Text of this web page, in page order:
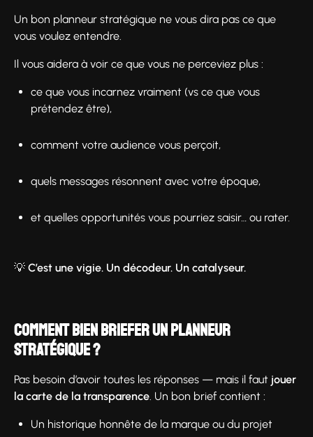
Un bon planneur stratégique ne vous dira pas ce que
vous voulez entendre.
Il vous aidera à voir ce que vous ne perceviez plus :
ce que vous incarnez vraiment (vs ce que vous
prétendez être),
comment votre audience vous perçoit,
quels messages résonnent avec votre époque,
et quelles opportunités vous pourriez saisir… ou rater.
💡 C’est une vigie. Un décodeur. Un catalyseur.
Comment bien briefer un planneur
stratégique ?
Pas besoin d’avoir toutes les réponses — mais il faut jouer
la carte de la transparence. Un bon brief contient :
Un historique honnête de la marque ou du projet